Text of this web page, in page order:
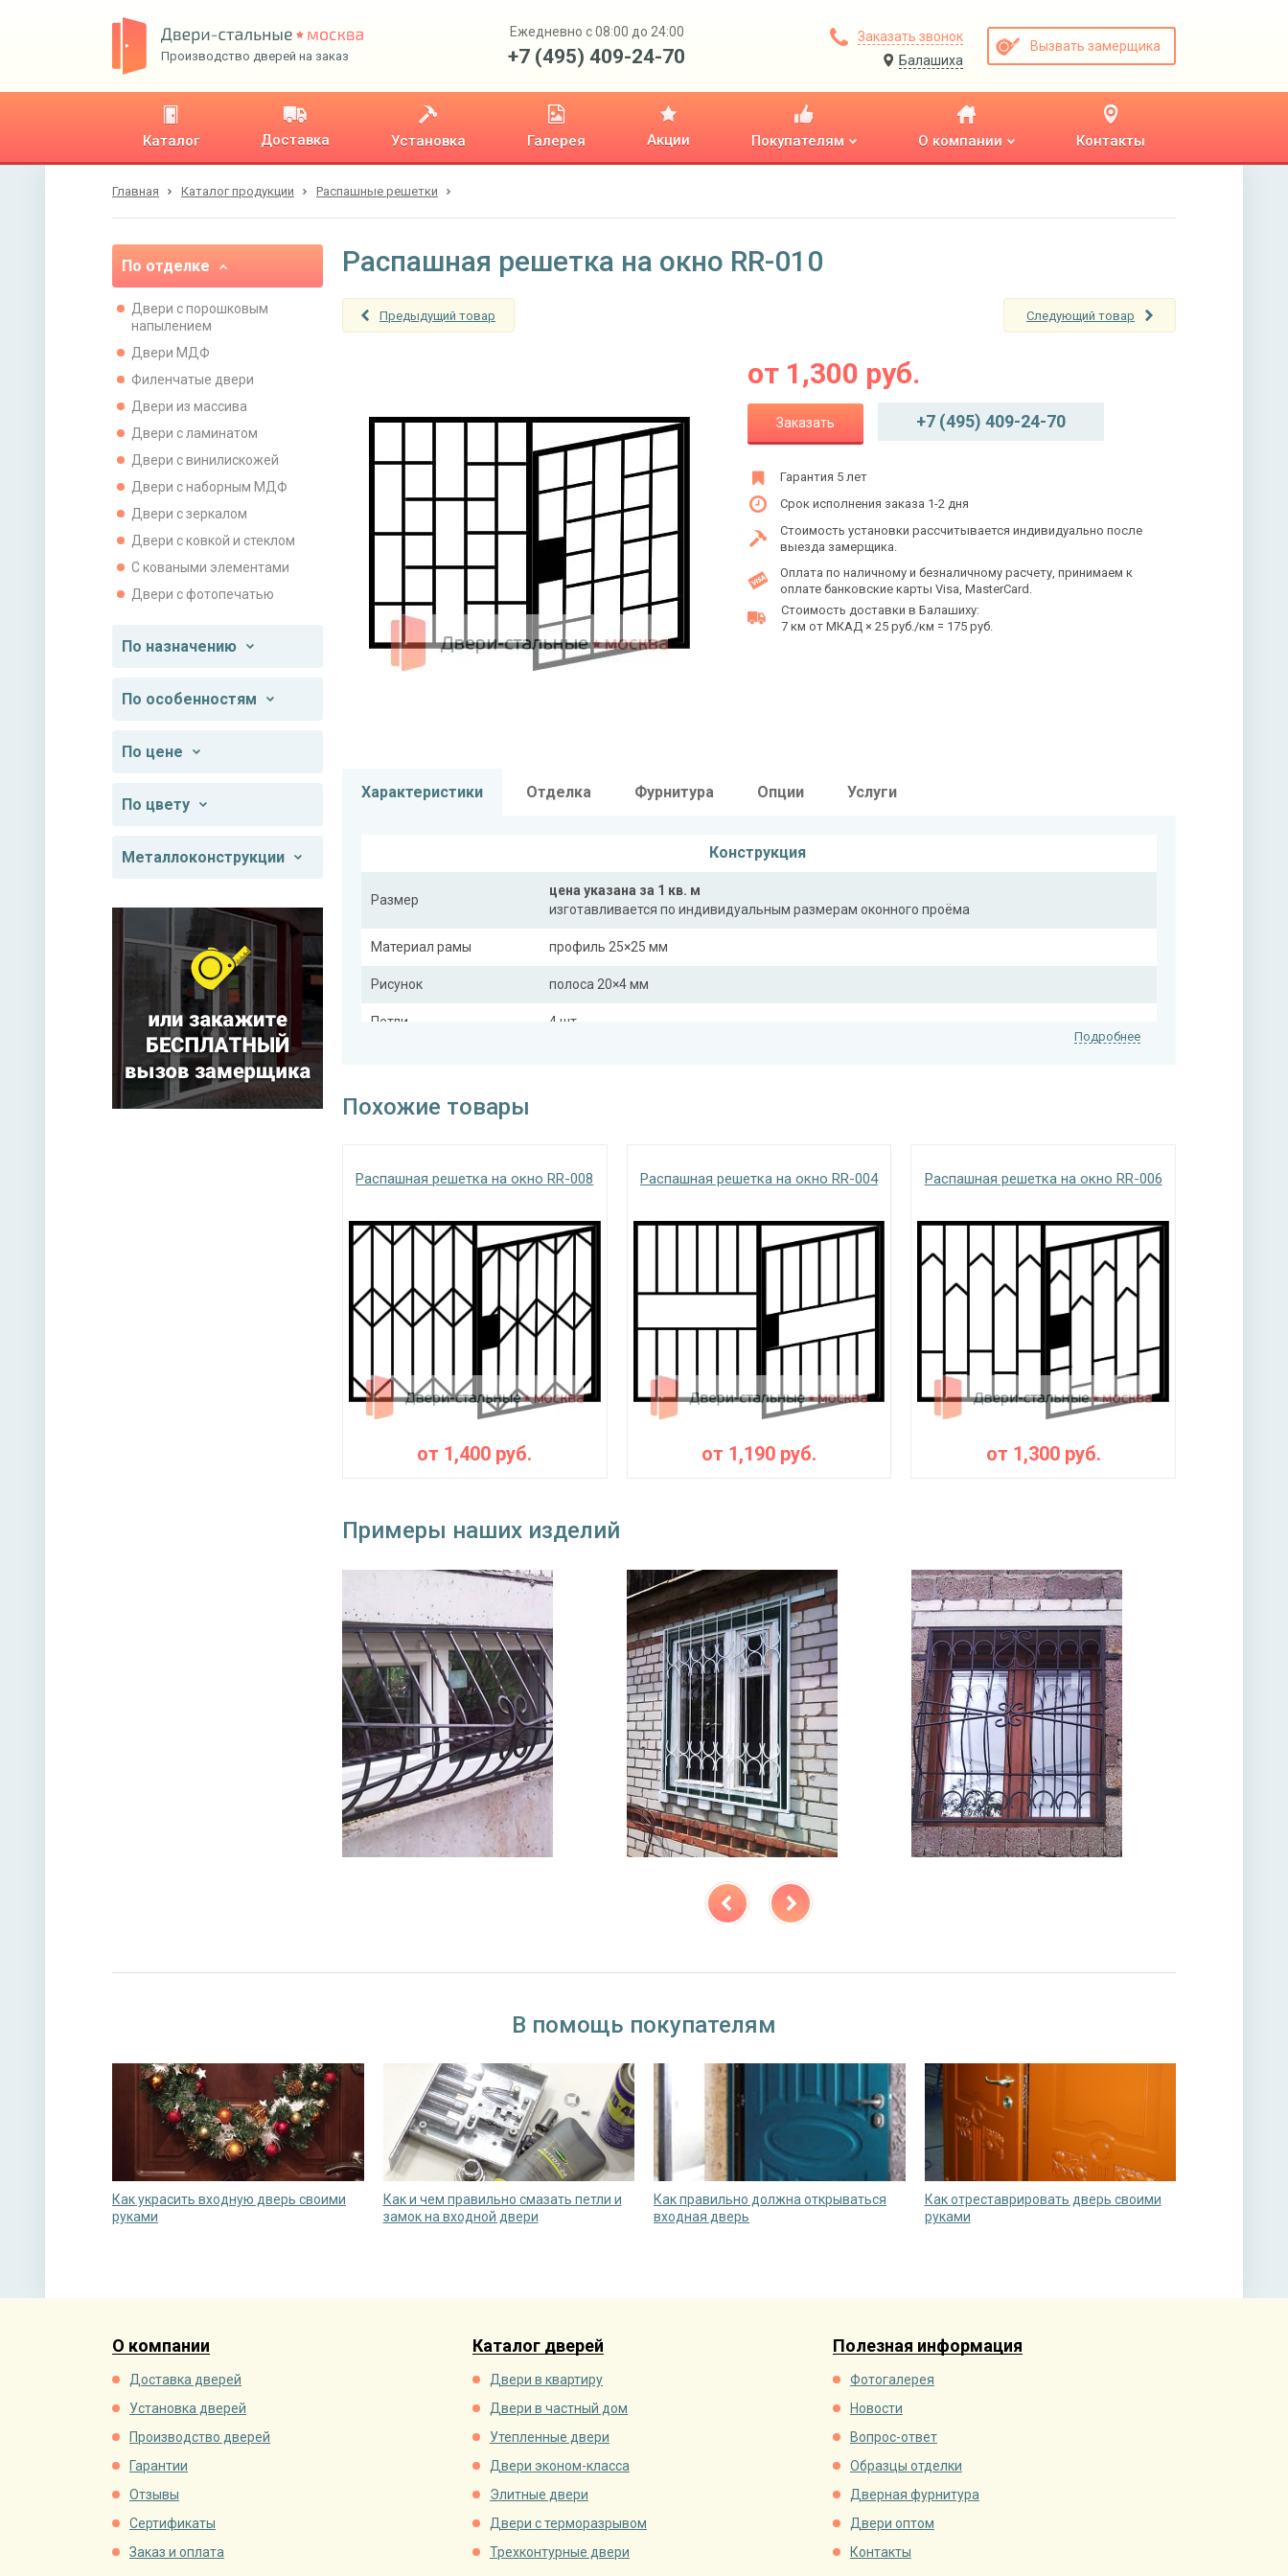
Производство дверей на заказ
Ежедневно с 08:00 до 24:00
+7 (495) 409-24-70
Заказать звонок
Балашиха
Вызвать замерщика
Каталог Доставка Установка Галерея Акции Покупателям О компании Контакты
Главная Каталог продукции Распашные решетки
По отделке
Двери с порошковым
напылением
Двери МДФ
Филенчатые двери
Двери из массива
Двери с ламинатом
Двери с винилискожей
Двери с наборным МДФ
Двери с зеркалом
Двери с ковкой и стеклом
С коваными элементами
Двери с фотопечатью
По назначению
По особенностям
По цене
По цвету
Металлоконструкции
Распашная решетка на окно RR-010
Предыдущий товар Следующий товар
от 1,300 руб.
Заказать +7 (495) 409-24-70
Гарантия 5 лет
Срок исполнения заказа 1-2 дня
Стоимость установки рассчитывается индивидуально после
выезда замерщика.
Оплата по наличному и безналичному расчету, принимаем к
оплате банковские карты Visa, MasterCard.
Стоимость доставки в Балашиху:
7 км от МКАД × 25 руб./км = 175 руб.
Характеристики Отделка Фурнитура Опции Услуги
Конструкция
Размер
цена указана за 1 кв. м
изготавливается по индивидуальным размерам оконного проёма
Материал рамы профиль 25×25 мм
Рисунок полоса 20×4 мм
Петли 4 шт.
Тип конструкции
Покрас
На выбор:
окрас по RAL
Подробнее
Похожие товары
Распашная решетка на окно RR-008
от 1,400 руб.
Распашная решетка на окно RR-004
от 1,190руб.
Распашная решетка на окно RR-006
от 1,300руб.
Примеры наших изделий
В помощь покупателям
Как украсить входную дверь своими
руками
Как и чем правильно смазать петли и
замок на входной двери
Как правильно должна открываться
входная дверь
Как отреставрировать дверь своими
руками
О компании
Доставка дверей
Установка дверей
Производство дверей
Гарантии
Отзывы
Сертификаты
Заказ и оплата
Каталог дверей
Двери в квартиру
Двери в частный дом
Утепленные двери
Двери эконом-класса
Элитные двери
Двери с терморазрывом
Трехконтурные двери
Полезная информация
Фотогалерея
Новости
Вопрос-ответ
Образцы отделки
Дверная фурнитура
Двери оптом
Контакты